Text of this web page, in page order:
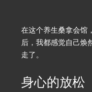
这里的环境布置得非
味。从柔和的灯光到
归。
环境的优雅